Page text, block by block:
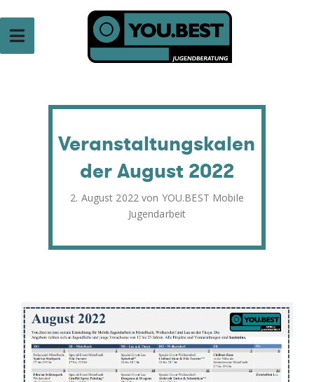
springen
Veranstaltungskalen
der August 2022
Veröffentlicht
2. August 2022 von YOU.BEST Mobile
Jugendarbeit